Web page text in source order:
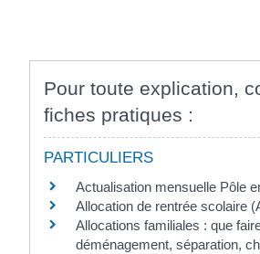
Pour toute explication,
fiches pratiques :
PARTICULIERS
Actualisation mensuelle Pôle
Allocation de rentrée scolaire
Allocations familiales : que
déménagement, séparation,